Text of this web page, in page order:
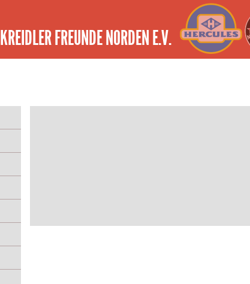
KREIDLER FREUNDE NORDEN E.V.